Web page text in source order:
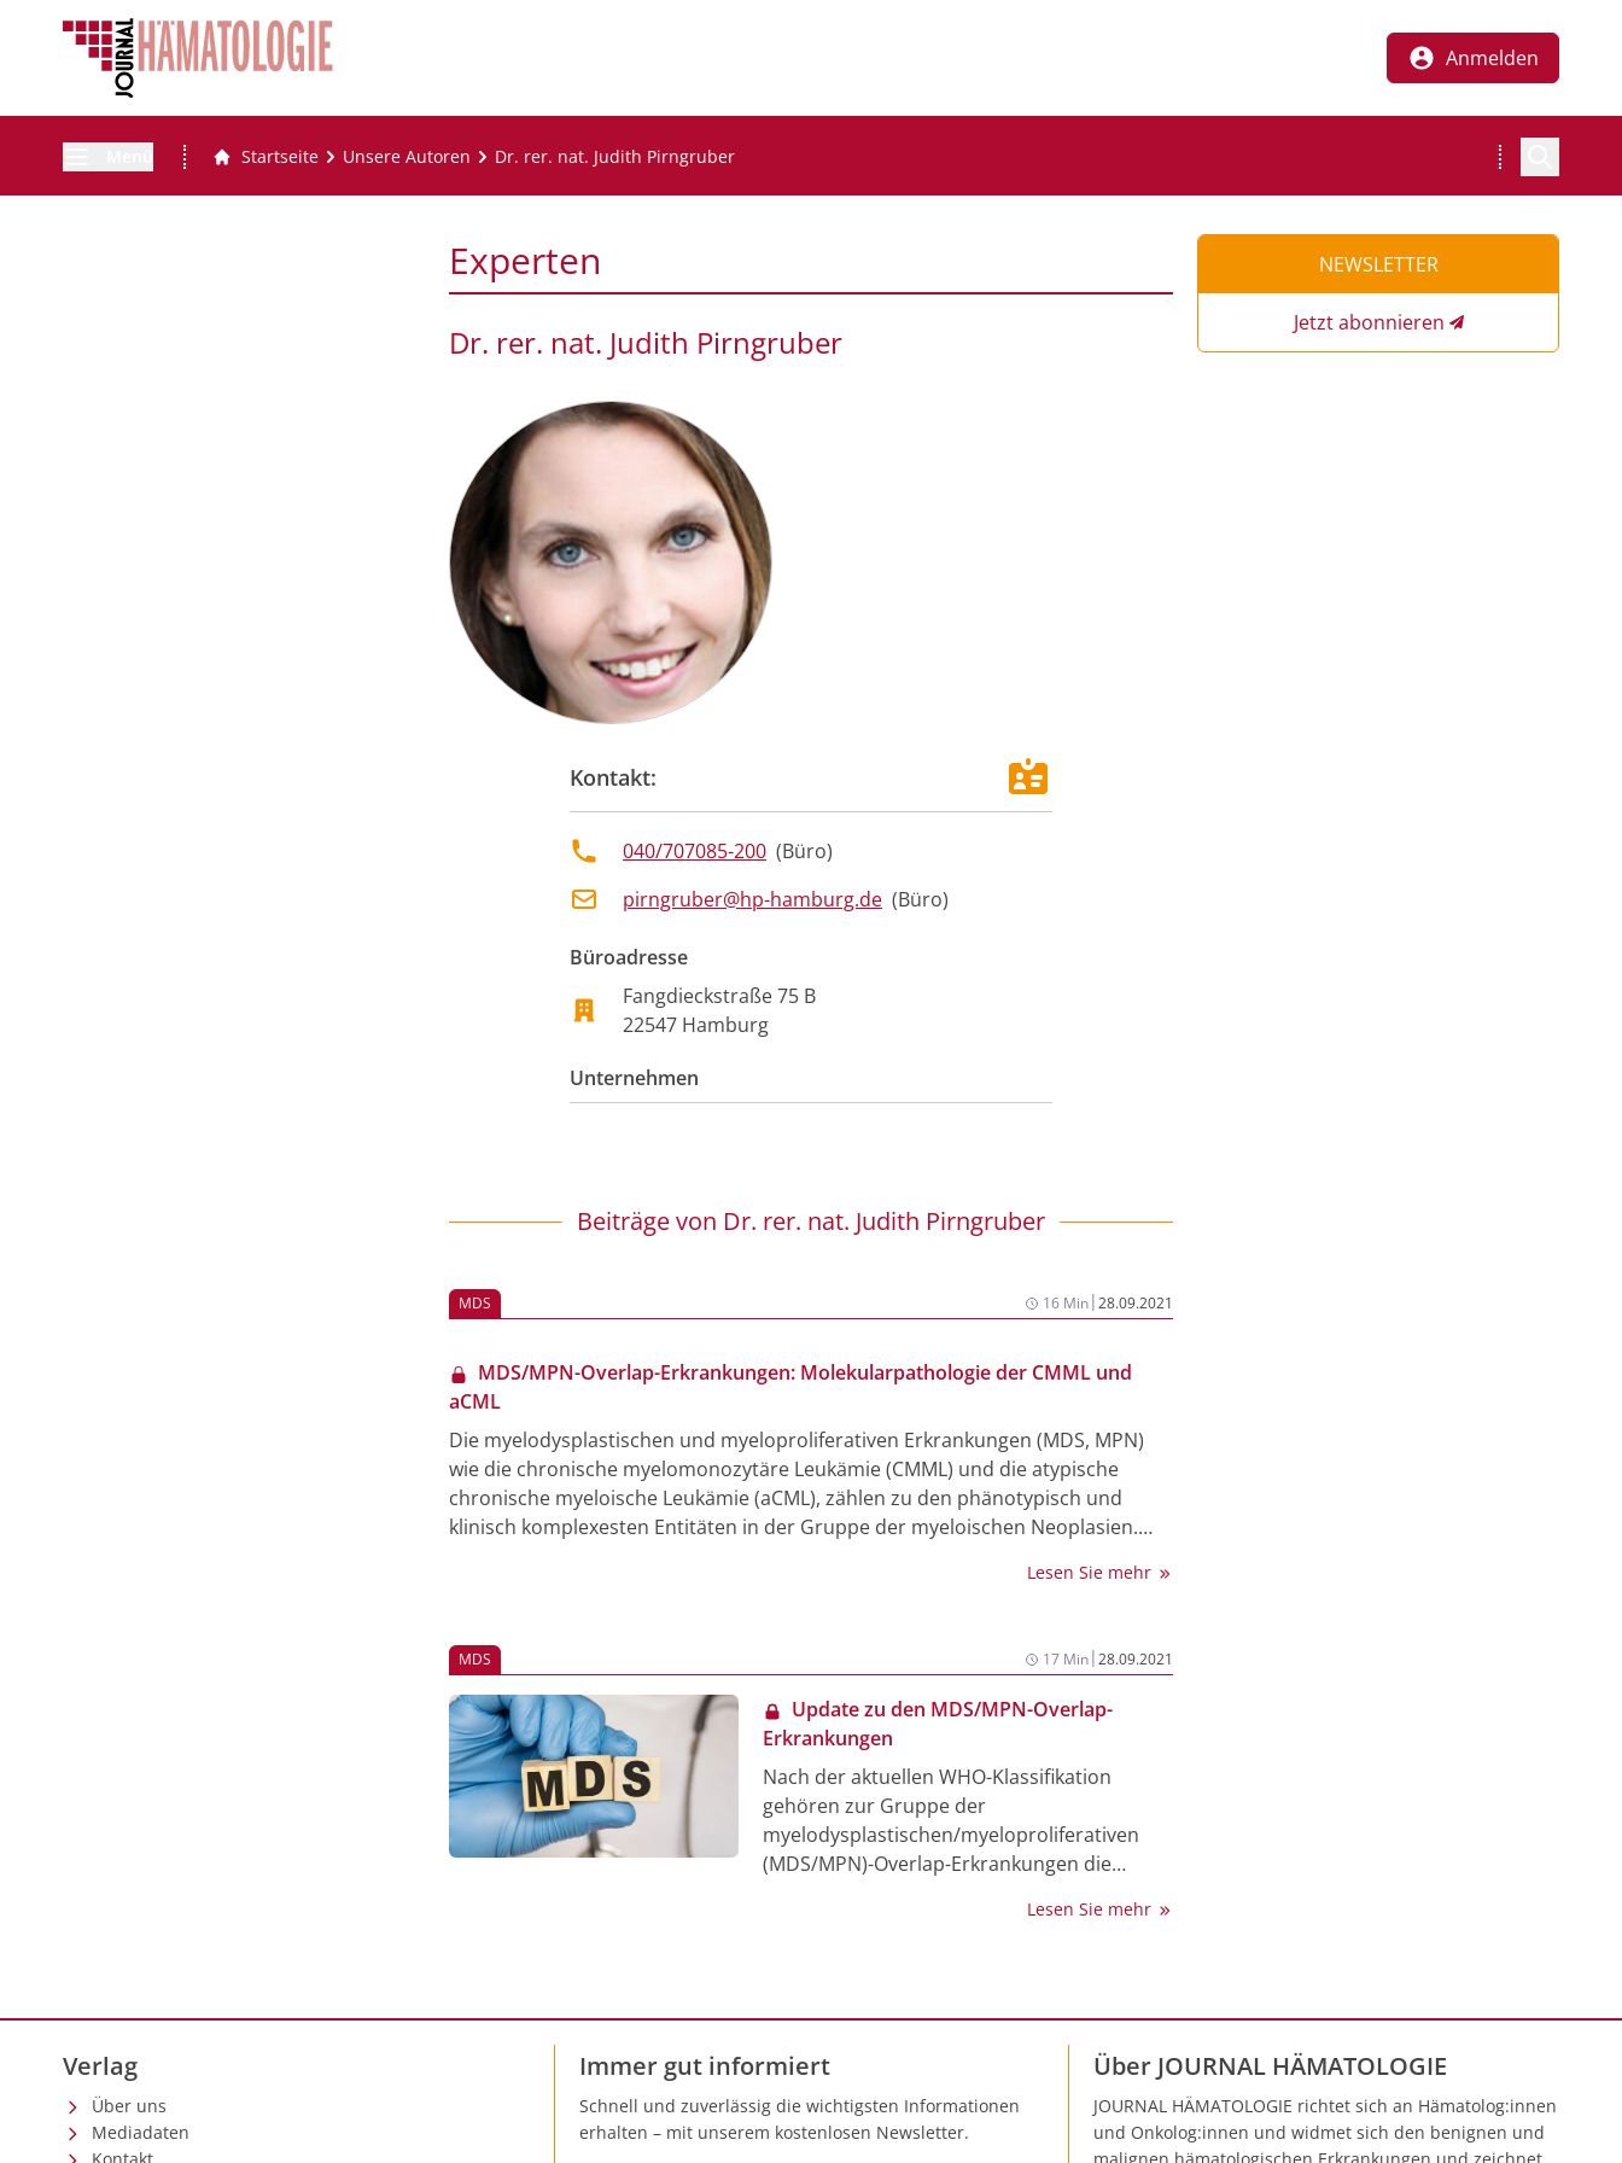
Anmelden
Startseite Unsere Autoren Dr. rer. nat. Judith Pirngruber
Experten
Dr. rer. nat. Judith Pirngruber
Kontakt:
040/707085-200 (Büro)
pirngruber@hp-hamburg.de (Büro)
Büroadresse
Fangdieckstraße 75 B
22547 Hamburg
Unternehmen
Beiträge von Dr. rer. nat. Judith Pirngruber
MDS 16 Min|28.09.2021
MDS/MPN-Overlap-Erkrankungen: Molekularpathologie der CMML und
aCML
Die myelodysplastischen und myeloproliferativen Erkrankungen (MDS, MPN)
wie die chronische myelomonozytäre Leukämie (CMML) und die atypische
chronische myeloische Leukämie (aCML), zählen zu den phänotypisch und
klinisch komplexesten Entitäten in der Gruppe der myeloischen Neoplasien.
myeloproliferativer Neoplasien, was zu einem heterogenen klinischenLesen Sie mehr
MDS 17 Min|28.09.2021
Update zu den MDS/MPN-Overlap-
Erkrankungen
Nach der aktuellen WHO-Klassifikation
gehören zur Gruppe der
myelodysplastischen/myeloproliferativen
(MDS/MPN)-Overlap-Erkrankungen die
(CMML), die BCR-ABL1-negative atypische
(MDS/MPN-RS-T) sowie die MDS/MPN-
Unklassifizierbar (MDS/MPN-U). Es handelt
sich um seltene Erkrankungen mit einer
Lesen Sie mehr
NEWSLETTER
Jetzt abonnieren
Verlag
Über uns
Mediadaten
Immer gut informiert
Schnell und zuverlässig die wichtigsten Informationen
erhalten – mit unserem kostenlosen Newsletter.
Über JOURNAL HÄMATOLOGIE
JOURNAL HÄMATOLOGIE richtet sich an Hämatolog:innen
und Onkolog:innen und widmet sich den benignen und